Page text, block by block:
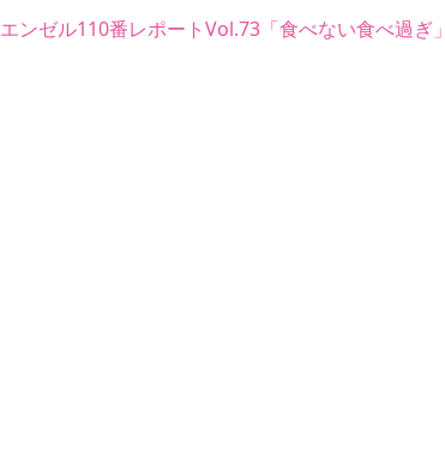
エンゼル110番レポートVol.73「食べない食べ過ぎ」